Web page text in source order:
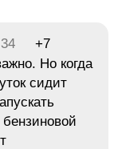
+7
Но когда
сидит